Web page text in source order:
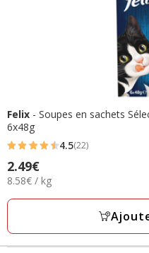
Felix - Soupes en sachets
6x48g
4.5
étoiles
avec
22
4.5(22)
Prix
2.49€
2.49€
8.58€
Kg
8.58€ / kg